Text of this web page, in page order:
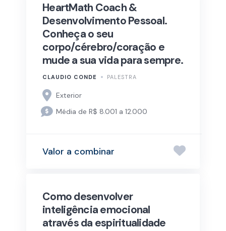
HeartMath Coach &
Desenvolvimento Pessoal.
Conheça o seu
corpo/cérebro/coração e
mude a sua vida para sempre.
CLAUDIO CONDE PALESTRA
Exterior
Média de R$ 8.001 a 12.000
Valor a combinar
Como desenvolver
inteligência emocional
através da espiritualidade